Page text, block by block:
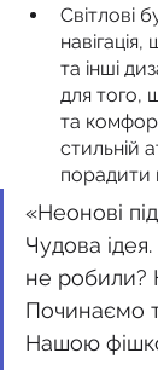
Світлові
та інші
для того,
та
стильній
порадити
«Неонові
Чудова
не робили?
Починаємо
Нашою